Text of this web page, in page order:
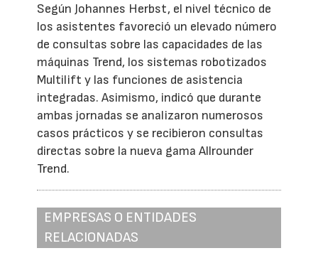
Según Johannes Herbst, el nivel técnico de
los asistentes favoreció un elevado número
de consultas sobre las capacidades de las
máquinas Trend, los sistemas robotizados
Multilift y las funciones de asistencia
integradas. Asimismo, indicó que durante
ambas jornadas se analizaron numerosos
casos prácticos y se recibieron consultas
directas sobre la nueva gama Allrounder
Trend.
EMPRESAS O ENTIDADES
RELACIONADAS